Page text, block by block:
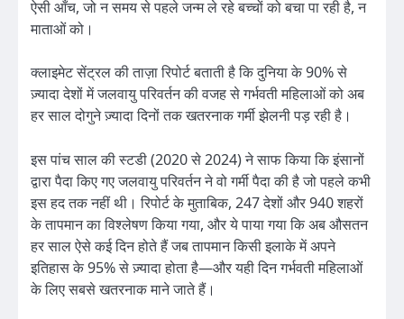
ऐसी आँच, जो न समय से पहले जन्म ले रहे बच्चों को बचा पा रही है, न
माताओं को।
क्लाइमेट सेंट्रल की ताज़ा रिपोर्ट बताती है कि दुनिया के 90% से
ज़्यादा देशों में जलवायु परिवर्तन की वजह से गर्भवती महिलाओं को अब
हर साल दोगुने ज़्यादा दिनों तक खतरनाक गर्मी झेलनी पड़ रही है।
इस पांच साल की स्टडी (2020 से 2024) ने साफ किया कि इंसानों
द्वारा पैदा किए गए जलवायु परिवर्तन ने वो गर्मी पैदा की है जो पहले कभी
इस हद तक नहीं थी। रिपोर्ट के मुताबिक, 247 देशों और 940 शहरों
के तापमान का विश्लेषण किया गया, और ये पाया गया कि अब औसतन
हर साल ऐसे कई दिन होते हैं जब तापमान किसी इलाके में अपने
इतिहास के 95% से ज़्यादा होता है—और यही दिन गर्भवती महिलाओं
के लिए सबसे खतरनाक माने जाते हैं।